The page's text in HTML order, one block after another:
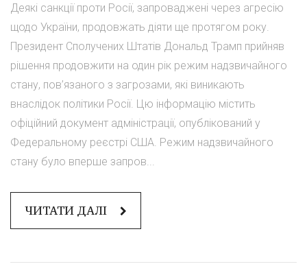
Деякі санкції проти Росії, запроваджені через агресію
щодо України, продовжать діяти ще протягом року.
Президент Сполучених Штатів Дональд Трамп прийняв
рішення продовжити на один рік режим надзвичайного
стану, пов’язаного з загрозами, які виникають
внаслідок політики Росії. Цю інформацію містить
офіційний документ адміністрації, опублікований у
Федеральному реєстрі США. Режим надзвичайного
стану було вперше запров...
ЧИТАТИ ДАЛІ